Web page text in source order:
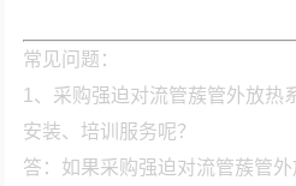
常见问题：
1、采购强迫对流管蔟管外放热
安装、培训服务呢？
答：如果采购强迫对流管蔟管